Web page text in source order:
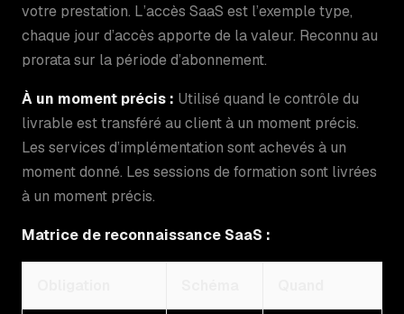
votre prestation. L’accès SaaS est l’exemple type,
chaque jour d’accès apporte de la valeur. Reconnu au
prorata sur la période d’abonnement.
À un moment précis : Utilisé quand le contrôle du
livrable est transféré au client à un moment précis.
Les services d’implémentation sont achevés à un
moment donné. Les sessions de formation sont livrées
à un moment précis.
Matrice de reconnaissance SaaS :